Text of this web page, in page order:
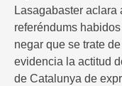
Lasagabaster
referéndums
negar que se trate
evidencia la actitud
de Catalunya de